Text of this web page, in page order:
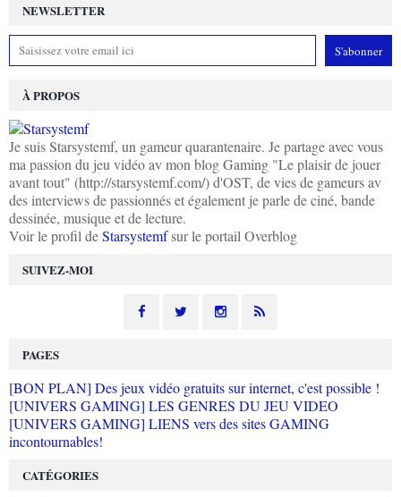
NEWSLETTER
SUIVEZ-MOI
À PROPOS
Je suis Starsystemf, un gameur quarantenaire. Je partage avec vous
ma passion du jeu vidéo av mon blog Gaming "Le plaisir de jouer
avant tout" (http://starsystemf.com/) d'OST, de vies de gameurs av
des interviews de passionnés et également je parle de ciné, bande
dessinée, musique et de lecture.
Voir le profil deStarsystemfsur le portail Overblog
PAGES
[BON PLAN] Des jeux vidéo gratuits sur internet, c'est possible !
[UNIVERS GAMING] LES GENRES DU JEU VIDEO
[UNIVERS GAMING] LIENS vers des sites GAMING
incontournables!
CATÉGORIES